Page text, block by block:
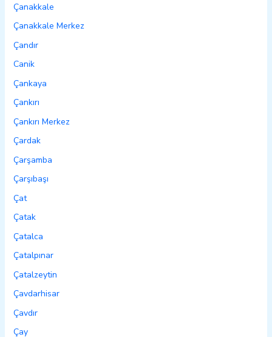
Çanakkale
Çanakkale Merkez
Çandır
Canik
Çankaya
Çankırı
Çankırı Merkez
Çardak
Çarşamba
Çarşıbaşı
Çat
Çatak
Çatalca
Çatalpınar
Çatalzeytin
Çavdarhisar
Çavdır
Çay